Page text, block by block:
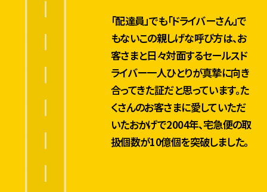
「配達員」でも「ドライバーさん」で
もないこの親しげな呼び方は、お
客さまと日々対面するセールスド
ライバー一人ひとりが真摯に向き
合ってきた証だと思っています。た
くさんのお客さまに愛していただ
いたおかげで2004年、宅急便の取
扱個数が10億個を突破しました。